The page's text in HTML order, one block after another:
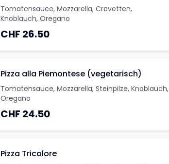
Tomatensauce, Mozzarella, Crevetten,
Knoblauch, Oregano
CHF 26.50
Pizza alla Piemontese (vegetarisch)
Tomatensauce, Mozzarella, Steinpilze, Knoblauch,
Oregano
CHF 24.50
Pizza Tricolore